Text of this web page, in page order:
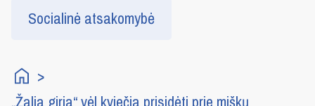
Socialinė atsakomybė